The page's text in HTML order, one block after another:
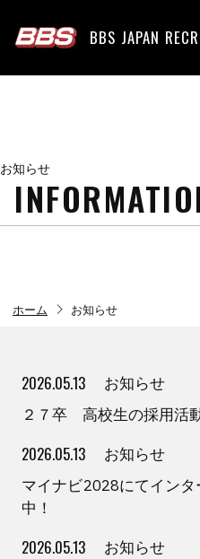
BBS JAPAN
お知らせ
ホーム chevron_right お知らせ
2026.05.13
お知らせ
２７卒 高校生の採用活
2026.05.13
お知らせ
マイナビ2028にてイン
中！
2026.05.13
お知らせ